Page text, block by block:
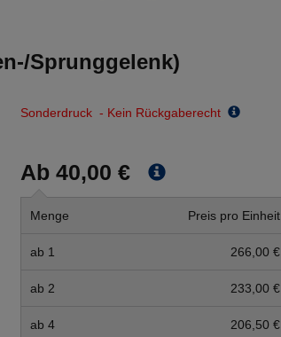
Sprunggelenk)
Sonderdruck - Kein Rückgaberecht
Ab 40,00 €
Menge Preis pro Einheit
ab 1 266,00 €
ab 2 233,00 €
ab 4 206,50 €